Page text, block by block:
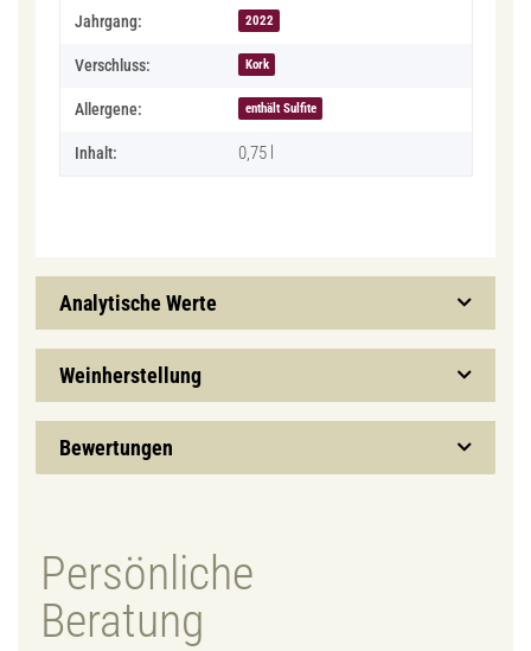
Jahrgang: 2022
Verschluss: Kork
Allergene: enthält Sulfite
Inhalt: 0,75 l
Analytische Werte
Weinherstellung
Bewertungen
Persönliche
Beratung